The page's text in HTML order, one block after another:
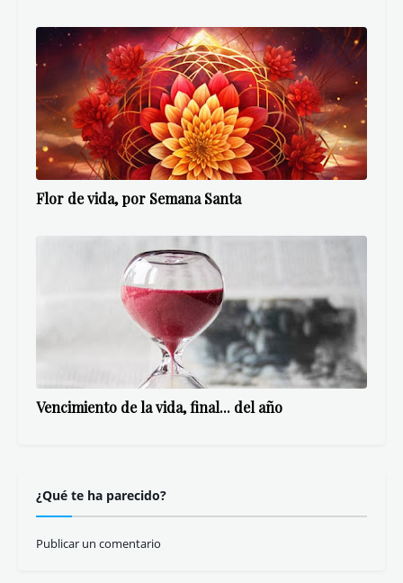
Flor de vida, por Semana Santa
Vencimiento de la vida, final... del año
¿Qué te ha parecido?
Publicar un comentario